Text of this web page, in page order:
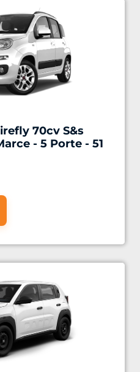
70cv S&s
- 5 Porte - 51